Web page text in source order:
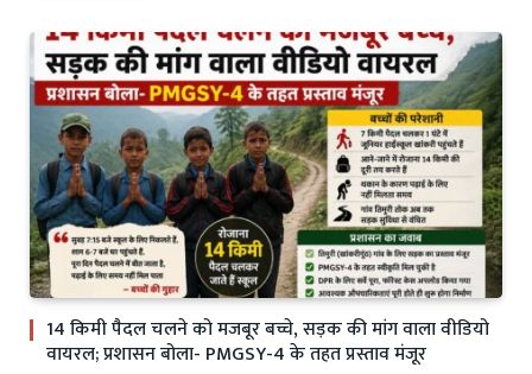
14 किमी पैदल चलने को मजबूर बच्चे, सड़क की मांग वाला वीडियो
वायरल; प्रशासन बोला- PMGSY-4 के तहत प्रस्ताव मंजूर